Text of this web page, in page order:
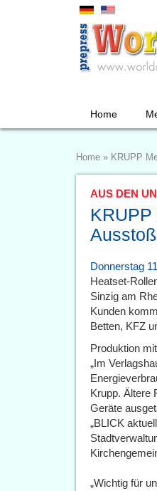
Home
Home » KRUPP
AUS DEN
Ausstoß
Donnerstag
Heatset-
Sinzig am
Kunden
Betten, KFZ
Produktion
„Im
Krupp. Ältere
Geräte
„BLICK
„Wichtig für